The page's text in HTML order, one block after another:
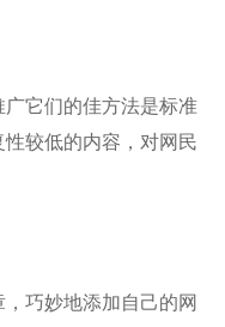
它们的佳方法是标准
较低的内容，对网民
巧妙地添加自己的网